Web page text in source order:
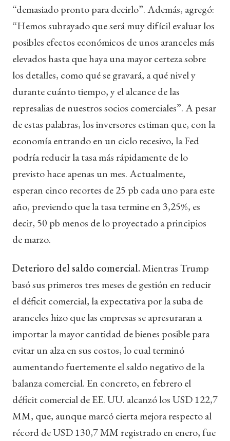
“demasiado pronto para decirlo”. Además, agregó:
“Hemos subrayado que será muy difícil evaluar los
posibles efectos económicos de unos aranceles más
elevados hasta que haya una mayor certeza sobre
los detalles, como qué se gravará, a qué nivel y
durante cuánto tiempo, y el alcance de las
represalias de nuestros socios comerciales”. A pesar
de estas palabras, los inversores estiman que, con la
economía entrando en un ciclo recesivo, la Fed
podría reducir la tasa más rápidamente de lo
previsto hace apenas un mes. Actualmente,
esperan cinco recortes de 25 pb cada uno para este
año, previendo que la tasa termine en 3,25%, es
decir, 50 pb menos de lo proyectado a principios
de marzo.
Deterioro del saldo comercial.Mientras Trump
basó sus primeros tres meses de gestión en reducir
el déficit comercial, la expectativa por la suba de
aranceles hizo que las empresas se apresuraran a
importar la mayor cantidad de bienes posible para
evitar un alza en sus costos, lo cual terminó
aumentando fuertemente el saldo negativo de la
balanza comercial. En concreto, en febrero el
déficit comercial de EE. UU. alcanzó los USD 122,7
MM, que, aunque marcó cierta mejora respecto al
récord de USD 130,7 MM registrado en enero, fue